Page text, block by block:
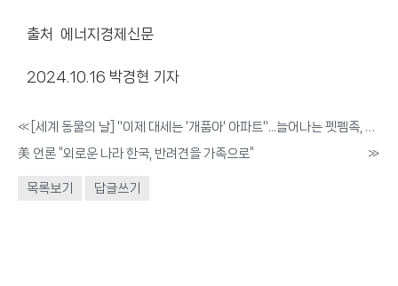
출처 에너지경제신문
2024.10.16 박경현 기자
«
[세계 동물의 날] "이제 대세는 '개품아' 아파트"...늘어나는 펫펨족, 주거 트렌드 변화 이끈다
美 언론 “외로운 나라 한국, 반려견을 가족으로”
»
목록보기 답글쓰기